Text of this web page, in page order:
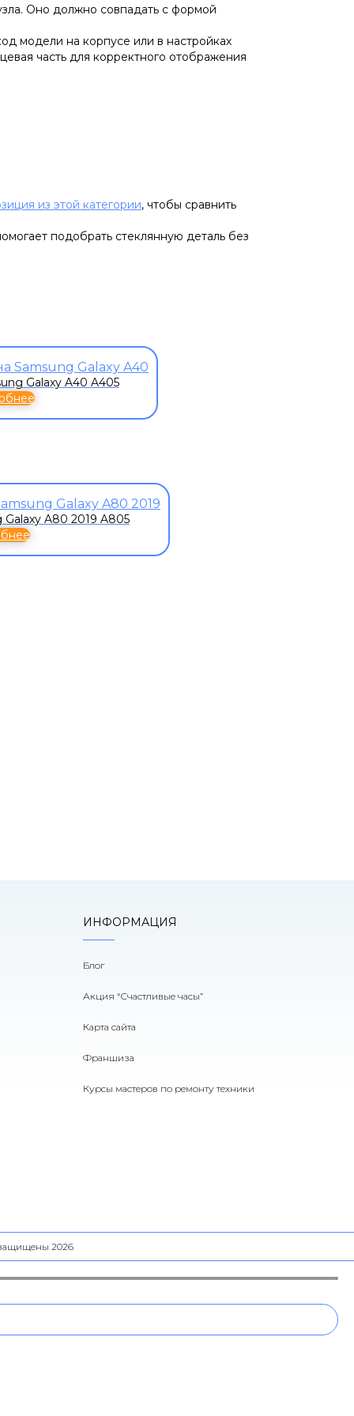
Оно должно совпадать с формой
модели на корпусе или в настройках
часть для корректного отображения
из этой категории, чтобы сравнить
подобрать стеклянную деталь без
Galaxy A40 A405
A80 2019 A805
ИНФОРМАЦИЯ
Блог
Акция “Счастливые часы”
Карта сайта
Франшиза
Курсы мастеров по ремонту техники
2026